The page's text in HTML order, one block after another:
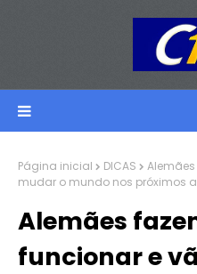
Página inicial DICAS
mudar o mundo nos próximos
Alemães
funcionar e